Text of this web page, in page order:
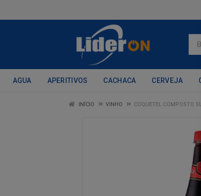
AGUA APERITIVOS CACHACA CERVEJA
INÍCIO VINHO COQUETEL COMPOSTO